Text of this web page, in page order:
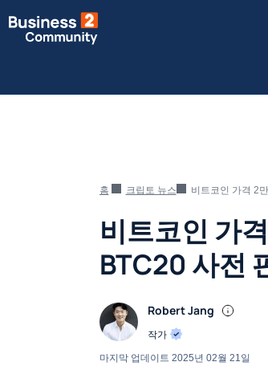
홈 크립토 뉴스 비트코인 가격 2
비트코인 가
BTC20 사전
Robert Jang
작가
마지막 업데이트 2025년 02월 21일